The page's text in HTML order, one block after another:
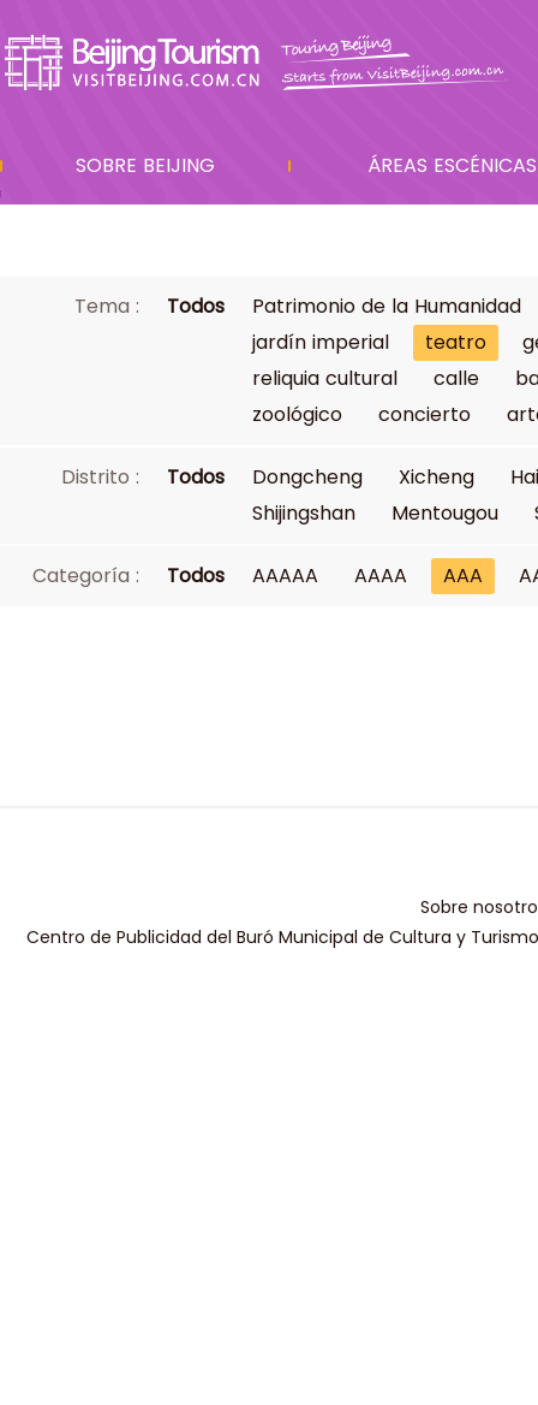
SOBRE BEIJING ÁREAS ESCÉNICAS
Tema : Todos
Patrimonio de la Humanidad
jardín imperial
teatro
reliquia cultural
calle
zoológico
concierto
Distrito : Todos Dongcheng Xicheng
Shijingshan
Mentougou
Categoría : Todos AAAAA AAAA AAA
Sobre
Centro de Publicidad del Buró Municipal de Cultura y